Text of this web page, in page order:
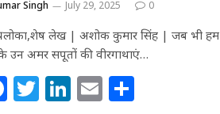
Singh July 29, 2025 0
प्रलोका,शेष लेख | अशोक कुमार सिंह | जब भी हम
उन अमर सपूतों की वीरगाथाएं…
F T Li E